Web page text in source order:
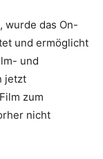
, wurde das On-
und ermöglicht
und
jetzt
zum
nicht